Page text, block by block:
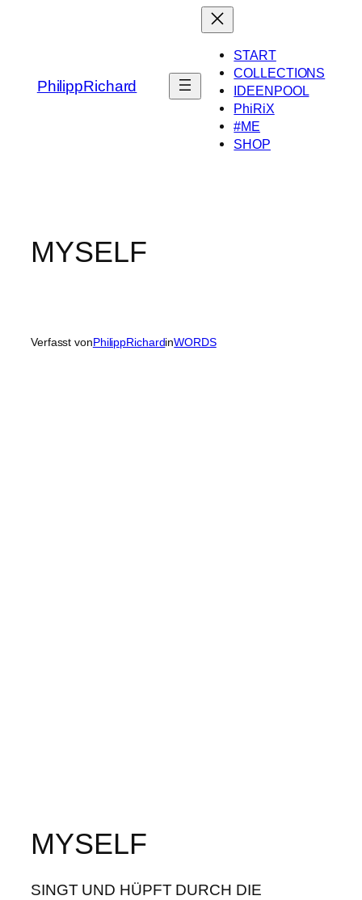
PhilippRichard
START
COLLECTIONS
IDEENPOOL
PhiRiX
#ME
SHOP
MYSELF
Verfasst vonPhilippRichardinWORDS
MYSELF
SINGT UND HÜPFT DURCH DIE